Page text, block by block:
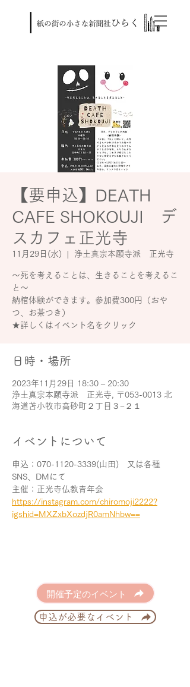
【要申込】DEATH
CAFE SHOKOUJI デ
スカフェ正光寺
11月29日(水) 浄土真宗本願寺派 正光寺
～死を考えることは、生きることを考えるこ
と～
納棺体験ができます。参加費300円（おや
つ、お茶つき）
★詳しくはイベント名をクリック
日時・場所
2023年11月29日 18:30 – 20:30
浄土真宗本願寺派 正光寺, 〒053-0013 北
海道苫小牧市高砂町２丁目３−２１
イベントについて
申込：070-1120-3339(山田)　又は各種
SNS、DMにて
主催：正光寺仏教青年会
https://instagram.com/chiromoji2222?
igshid=MXZxbXozdjR0amNhbw==
開催予定のイベント
申込が必要なイベント